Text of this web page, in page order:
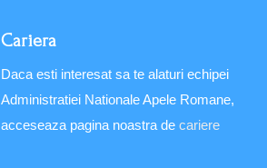
Cariera
Daca esti interesat sa te alaturi echipei
Administratiei Nationale Apele Romane,
acceseaza pagina noastra de cariere